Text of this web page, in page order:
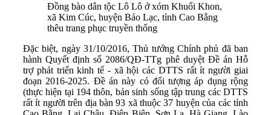
Đồng bào dân tộc Lô Lô ở xóm Khuổi Khon,
xã Kim Cúc, huyện Bảo Lạc, tỉnh Cao Bằng
thêu trang phục truyền thống
Đặc biệt, ngày 31/10/2016, Thủ tướng Chính phủ đã ban
hành Quyết định số 2086/QĐ-TTg phê duyệt Đề án Hỗ
trợ phát triển kinh tế - xã hội các DTTS rất ít người giai
đoạn 2016-2025. Đề án này có đối tượng áp dụng rộng
(thực hiện tại 194 thôn, bản sinh sống tập trung các DTTS
rất ít người trên địa bàn 93 xã thuộc 37 huyện của các tỉnh